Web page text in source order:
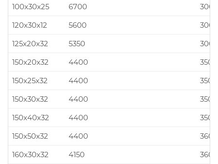
100x30x25
6700
120x30x12
5600
125x20x32
5350
150x20x32
4400
150x25x32
4400
150x30x32
4400
150x40x32
4400
150x50x32
4400
160x30x32
4150